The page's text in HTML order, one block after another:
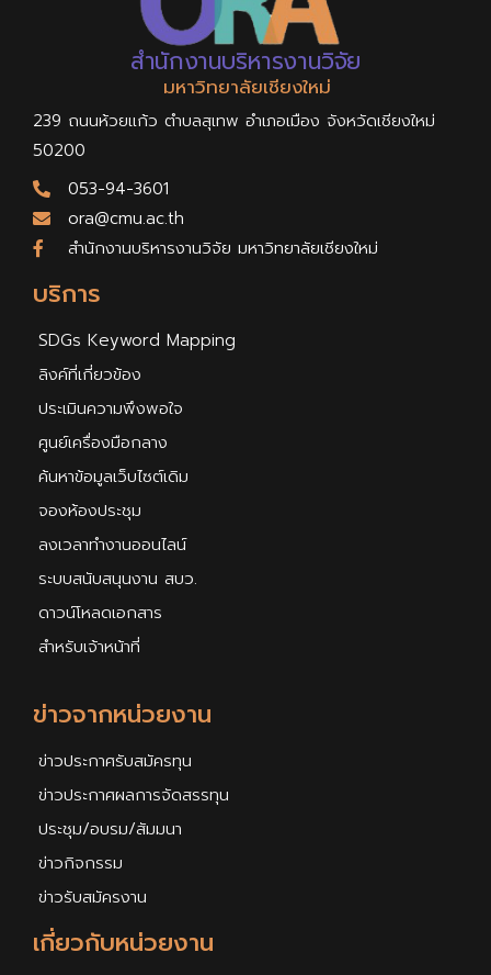
เกี่ยวกับหน่วยงาน
ข่าวจากหน่วยงาน
ข่าวประกาศรับสมัครทุน
ข่าวประกาศผลการจัดสรรทุน
ประชุม/อบรม/สัมมนา
ข่าวกิจกรรม
ข่าวรับสมัครงาน
บริการ
SDGs Keyword Mapping
ลิงค์ที่เกี่ยวข้อง
ประเมินความพึงพอใจ
ศูนย์เครื่องมือกลาง
ค้นหาข้อมูลเว็บไซต์เดิม
จองห้องประชุม
ลงเวลาทำงานออนไลน์
ระบบสนับสนุนงาน สบว.
ดาวน์โหลดเอกสาร
สำหรับเจ้าหน้าที่
สำนักงานบริหารงานวิจัย
มหาวิทยาลัยเชียงใหม่
239 ถนนห้วยแก้ว ตำบลสุเทพ อำเภอเมือง จังหวัดเชียงใหม่
50200
053-94-3601
ora@cmu.ac.th
สำนักงานบริหารงานวิจัย มหาวิทยาลัยเชียงใหม่